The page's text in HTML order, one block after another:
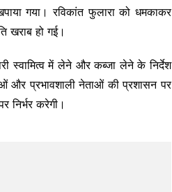
गया। रविकांत फुलारा को धमकाकर
खराब हो गई।
स्वामित्व में लेने और कब्जा लेने के निर्देश
और प्रभावशाली नेताओं की प्रशासन पर
निर्भर करेगी।